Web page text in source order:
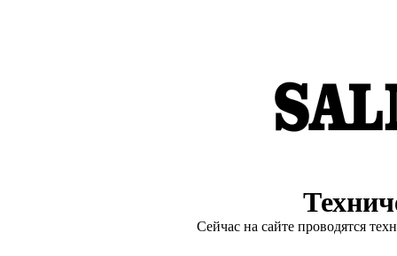
Сейчас на сайте проводятся